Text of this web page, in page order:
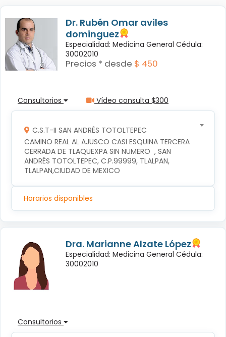
Dr. Rubén Omar aviles
dominguez
Especialidad: Medicina General Cédula:
30002010
Precios * desde $ 450
Consultorios Vídeo consulta $300
C.S.T-II SAN ANDRÉS TOTOLTEPEC
CAMINO REAL AL AJUSCO CASI ESQUINA TERCERA
CERRADA DE TLAQUEXPA SIN NUMERO  , SAN
ANDRÉS TOTOLTEPEC, C.P.99999, TLALPAN,
TLALPAN,CIUDAD DE MEXICO
Horarios disponibles
Dra. Marianne Alzate López
Especialidad: Medicina General Cédula:
30002010
Consultorios